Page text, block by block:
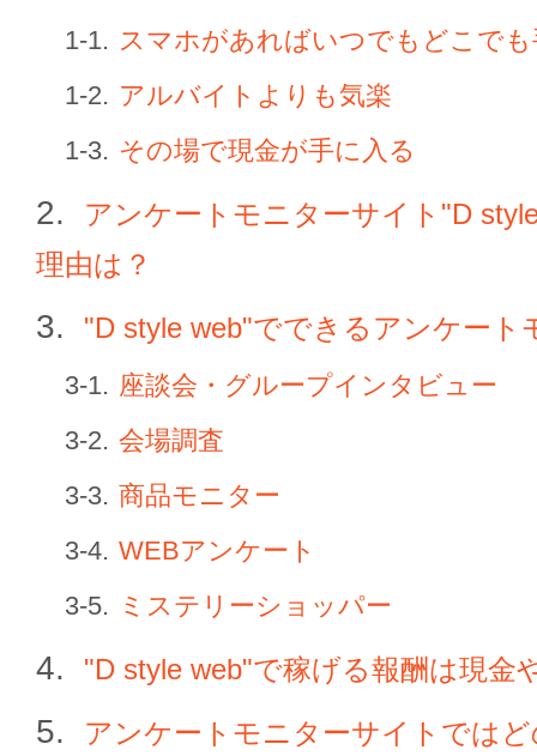
スマホがあればいつでもどこで
アルバイトよりも気楽
その場で現金が手に入る
アンケートモニターサイト"D
理由は？
"D style web"でできるアンケート
座談会・グループインタビュー
会場調査
商品モニター
WEBアンケート
ミステリーショッパー
"D style web"で稼げる報酬は現金
アンケートモニターサイトでは